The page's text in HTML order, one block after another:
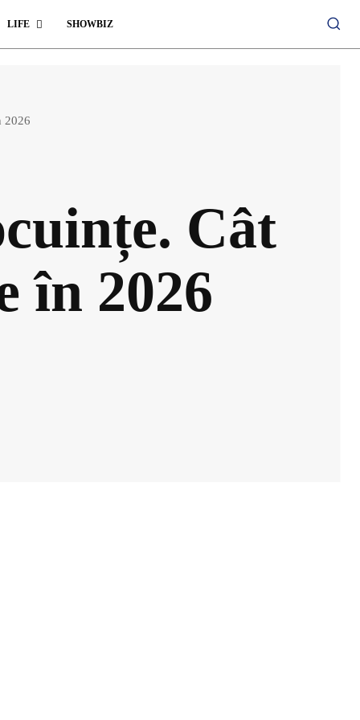
LIFE SHOWBIZ
2026
Cât
în 2026